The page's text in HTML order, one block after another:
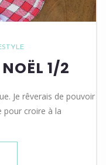
1/2
Je rêverais de pouvoir
pour croire à la